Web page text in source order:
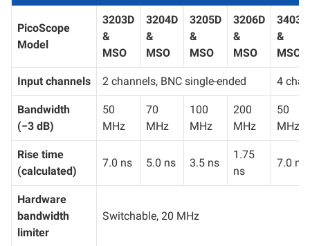
PicoScope
Model
3203D
&
MSO
3204D
&
MSO
3205D
&
MSO
3206D
&
MSO
3403D
&
MSO
Input channels 2 channels, BNC single-ended 4
Bandwidth
(−3 dB)
50
MHz
70
MHz
100
MHz
200
MHz
50
MHz
Rise time
(calculated)
7.0 ns 5.0 ns 3.5 ns
1.75
ns
7.0 ns
Hardware
bandwidth
limiter
Switchable, 20 MHz